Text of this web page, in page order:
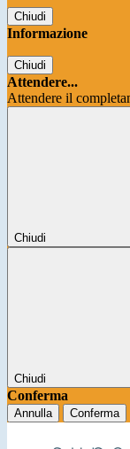
Chiudi
Informazione
Chiudi
Attendere...
Attendere il
Chiudi
Chiudi
Conferma
Annulla Conferma